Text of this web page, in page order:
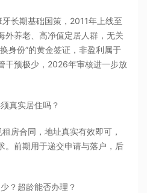
长期基础国策，2011年上线至
外养老、高净值定居人群，无关
身份”的黄金签证，非盈利属于
干预极少，2026年审核进一步放
真实居住吗？
房合同，地址真实有效即可，
。前期用于递交申请与落户，后
？超龄能否办理？